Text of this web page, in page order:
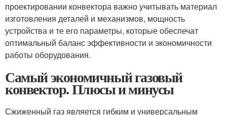
проектировании конвектора важно учитывать материал
изготовления деталей и механизмов, мощность
устройства и те его параметры, которые обеспечат
оптимальный баланс эффективности и экономичности
работы оборудования.
Самый экономичный газовый
конвектор. Плюсы и минусы
Сжиженный газ является гибким и универсальным